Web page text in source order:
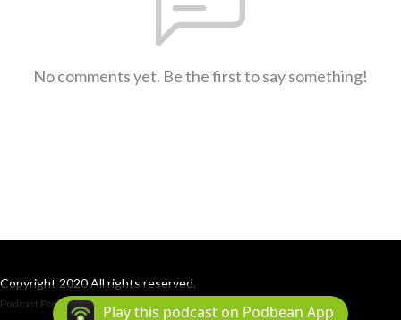
No comments yet. Be the first to say something!
Copyright 2020 All rights reserved.
Podcast Powered By Podbean
Play this podcast on Podbean App